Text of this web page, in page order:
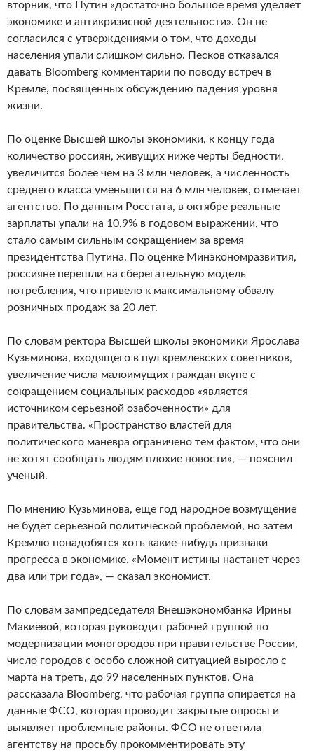
вторник, что Путин «достаточно большое время уделяет
экономике и антикризисной деятельности». Он не
согласился с утверждениями о том, что доходы
населения упали слишком сильно. Песков отказался
давать Bloomberg комментарии по поводу встреч в
Кремле, посвященных обсуждению падения уровня
жизни.
По оценке Высшей школы экономики, к концу года
количество россиян, живущих ниже черты бедности,
увеличится более чем на 3 млн человек, а численность
среднего класса уменьшится на 6 млн человек, отмечает
агентство. По данным Росстата, в октябре реальные
зарплаты упали на 10,9% в годовом выражении, что
стало самым сильным сокращением за время
президентства Путина. По оценке Минэкономразвития,
россияне перешли на сберегательную модель
потребления, что привело к максимальному обвалу
розничных продаж за 20 лет.
По словам ректора Высшей школы экономики Ярослава
Кузьминова, входящего в пул кремлевских советников,
увеличение числа малоимущих граждан вкупе с
сокращением социальных расходов «является
источником серьезной озабоченности» для
правительства. «Пространство властей для
политического маневра ограничено тем фактом, что они
не хотят сообщать людям плохие новости», — пояснил
ученый.
По мнению Кузьминова, еще год народное возмущение
не будет серьезной политической проблемой, но затем
Кремлю понадобятся хоть какие-нибудь признаки
прогресса в экономике. «Момент истины настанет через
два или три года», — сказал экономист.
По словам зампредседателя Внешэкономбанка Ирины
Макиевой, которая руководит рабочей группой по
модернизации моногородов при правительстве России,
число городов с особо сложной ситуацией выросло с
марта на треть, до 99 населенных пунктов. Она
рассказала Bloomberg, что рабочая группа опирается на
данные ФСО, которая проводит закрытые опросы и
выявляет проблемные районы. ФСО не ответила
агентству на просьбу прокомментировать эту